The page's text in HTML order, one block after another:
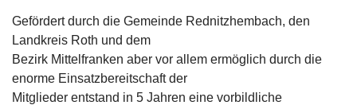
Gefördert durch die Gemeinde Rednitzhembach, den
Landkreis Roth und dem
Bezirk Mittelfranken aber vor allem ermöglich durch die
enorme Einsatzbereitschaft der
Mitglieder entstand in 5 Jahren eine vorbildliche